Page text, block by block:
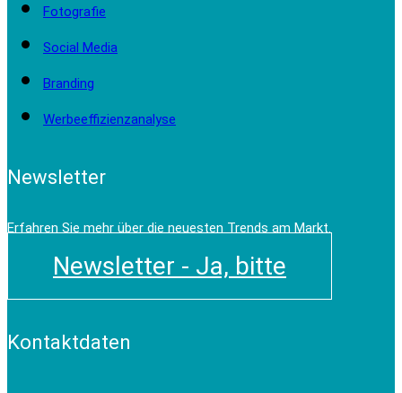
Fotografie
Social Media
Branding
Werbeeffizienzanalyse
Newsletter
Erfahren Sie mehr über die neuesten Trends am Markt.
Newsletter - Ja, bitte
Kontaktdaten